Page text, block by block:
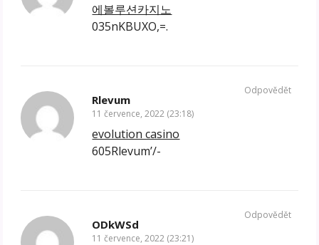
에볼루션카지노
035nKBUXO,=.
Rlevum
11 července, 2022 (23:18)
evolution casino
605Rlevum’/-
Odpovědět
ODkWSd
11 července, 2022 (23:21)
Odpovědět